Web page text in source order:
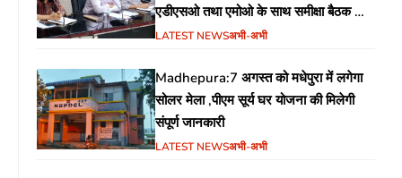
एडीएसओ तथा एमोओ के साथ समीक्षा बैठक का
आयोजन
LATEST NEWSअभी-अभी
Madhepura:7 अगस्त को मधेपुरा में लगेगा
सोलर मेला ,पीएम सूर्य घर योजना की मिलेगी
संपूर्ण जानकारी
LATEST NEWSअभी-अभी